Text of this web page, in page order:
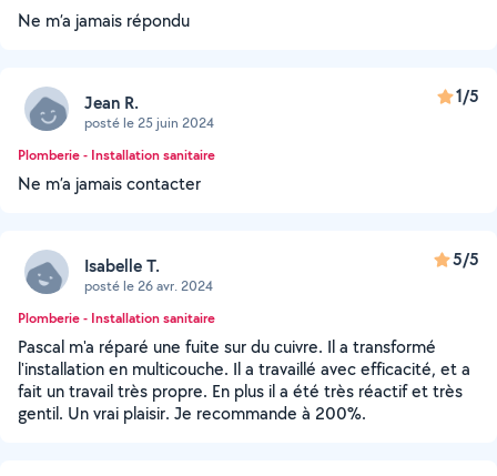
Ne m’a jamais répondu
Jean R.
posté le 25 juin 2024
1/5
Plomberie - Installation sanitaire
Ne m’a jamais contacter
Isabelle T.
posté le 26 avr. 2024
5/5
Plomberie - Installation sanitaire
Pascal m'a réparé une fuite sur du cuivre. Il a transformé
l'installation en multicouche. Il a travaillé avec efficacité, et a
fait un travail très propre. En plus il a été très réactif et très
gentil. Un vrai plaisir. Je recommande à 200%.